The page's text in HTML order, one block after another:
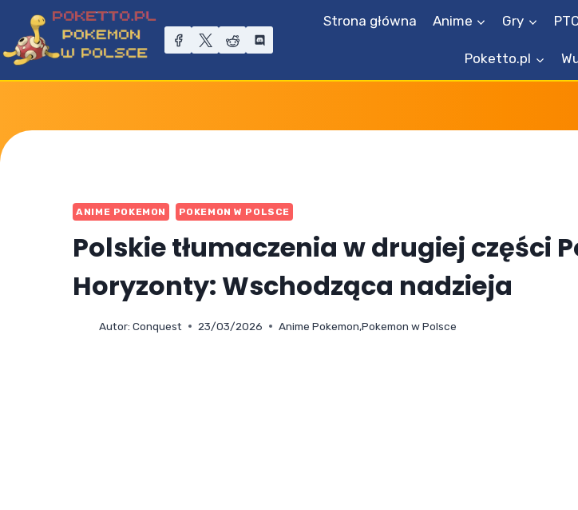
treści
Strona główna Anime Gry
Poketto.pl
ANIME POKEMON POKEMON W POLSCE
Polskie tłumaczenia w drugiej części
Horyzonty: Wschodząca nadzieja
Autor: Conquest 23/03/2026 Anime Pokemon,Pokemon w Polsce